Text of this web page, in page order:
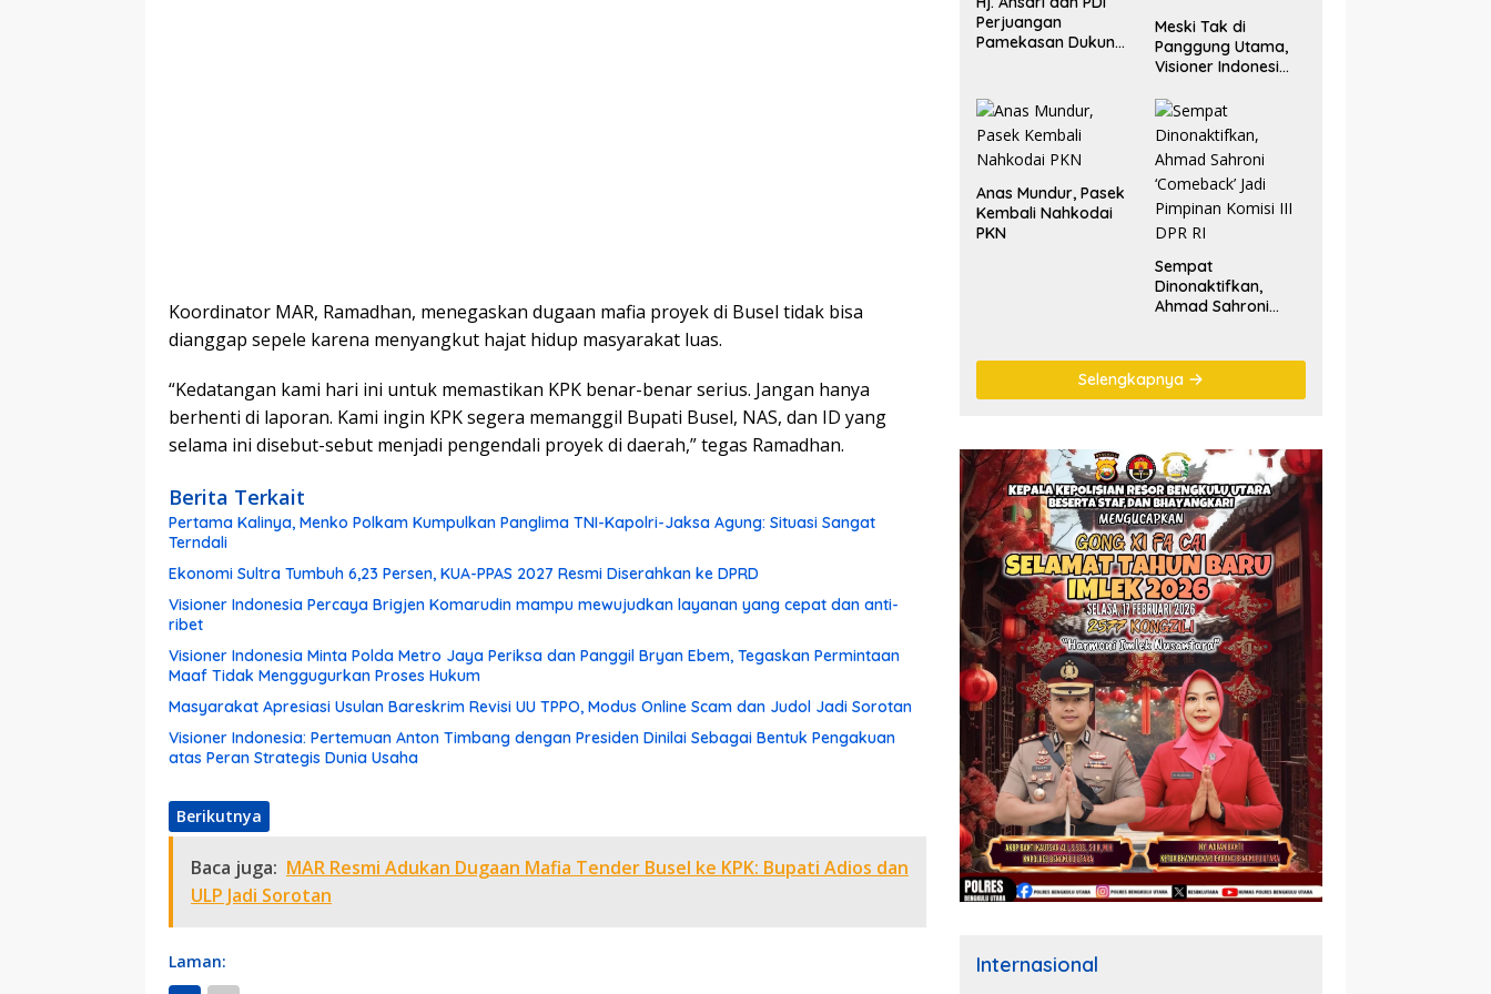
Koordinator MAR, Ramadhan, menegaskan dugaan mafia proyek di Busel tidak bisa
dianggap sepele karena menyangkut hajat hidup masyarakat luas.
“Kedatangan kami hari ini untuk memastikan KPK benar-benar serius. Jangan hanya
berhenti di laporan. Kami ingin KPK segera memanggil Bupati Busel, NAS, dan ID yang
selama ini disebut-sebut menjadi pengendali proyek di daerah,” tegas Ramadhan.
Berita Terkait
Pertama Kalinya, Menko Polkam Kumpulkan Panglima TNI-Kapolri-Jaksa Agung: Situasi Sangat
Terndali
Ekonomi Sultra Tumbuh 6,23 Persen, KUA-PPAS 2027 Resmi Diserahkan ke DPRD
Visioner Indonesia Percaya Brigjen Komarudin mampu mewujudkan layanan yang cepat dan anti-
ribet
Visioner Indonesia Minta Polda Metro Jaya Periksa dan Panggil Bryan Ebem, Tegaskan Permintaan
Maaf Tidak Menggugurkan Proses Hukum
Masyarakat Apresiasi Usulan Bareskrim Revisi UU TPPO, Modus Online Scam dan Judol Jadi Sorotan
Visioner Indonesia: Pertemuan Anton Timbang dengan Presiden Dinilai Sebagai Bentuk Pengakuan
atas Peran Strategis Dunia Usaha
Berikutnya
Baca juga: MAR Resmi Adukan Dugaan Mafia Tender Busel ke KPK: Bupati Adios dan
ULP Jadi Sorotan
Laman:
Perjuangan
Pamekasan Dukung
Meski Tak di
Panggung Utama,
Visioner Indonesi
Jadi Perhatian
Publik di Rakerwil
NasDem
Anas Mundur, Pasek
Kembali Nahkodai
PKN
Sempat
Dinonaktifkan,
Ahmad Sahroni
DPR RI
Selengkapnya
Internasional